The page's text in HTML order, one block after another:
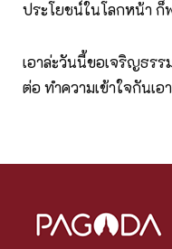
ประโยชน์ในโลกหน้า ก็
เอาล่ะวันนี้ขอเจริญธรร
ต่อ ทำความเข้าใจกันเอ